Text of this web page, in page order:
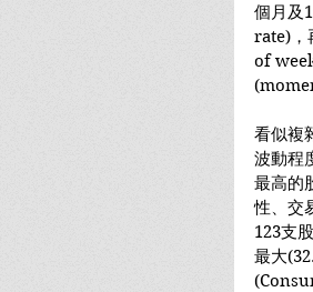
個月及
rate)，
of
看似複
波動程
最高的
性、交
123支
最大